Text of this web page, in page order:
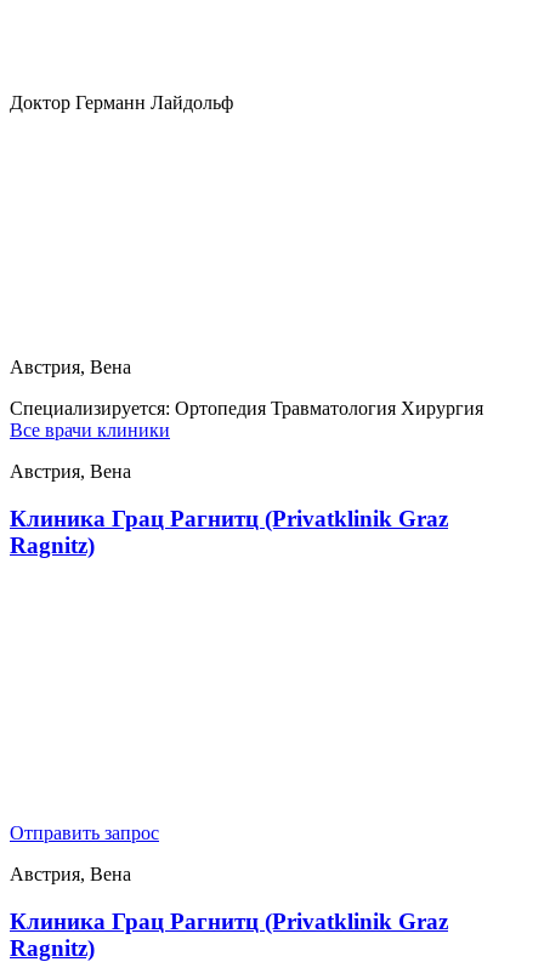
Доктор Германн Лайдольф
Австрия, Вена
Специализируется: Ортопедия Травматология Хирургия
Все врачи клиники
Австрия, Вена
Клиника Грац Рагнитц (Privatklinik Graz
Ragnitz)
Отправить запрос
Австрия, Вена
Клиника Грац Рагнитц (Privatklinik Graz
Ragnitz)